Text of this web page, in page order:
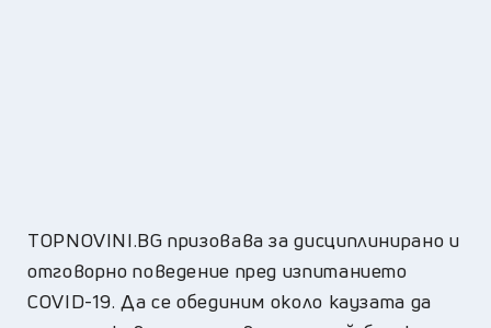
TOPNOVINI.BG призовава за дисциплинирано и
отговорно поведение пред изпитанието
COVID-19. Да се обединим около каузата да